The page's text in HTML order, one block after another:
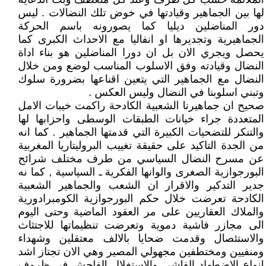
لها بين الجماهير وقيادتها في خوض تلك النضالات . ليس
دور المناضلين ديليا كما يصورونه باسم الحركة
الجماهيرية وتجديرها او انفاليا مع الاحداث الكبرى كما
يحصل ويجري الان بل ان دورا المناضلين هو بناء اداة
النضال وقيادته وفق الاسلوب المناسب لوضع ومن خلال
النضال مع الجماهير التي يتعين اقناعها بضرورة سلوك
وتبني اسلوبنا في النضال وليس العكس .
صحيح ان جماهيرنا الشعبية الكادحة راكمت خيبات الامل
المتعددة جراء خيانات الطبقات الوسطى واحزابها لها
والتنكر للتضحيات الكبيرة التي قدمتها الجماهير . كما انه
من الجدة التاكيد على حقيقة تغييب البروليتاريا المغربية
عن مسرح النضال السياسي من طرف مختلف شرائح
البورجوازية الصغرى والوانها الفكرية ـ السياسية , كما نه
جدير التدكير والاقرار ان الشعب والجماهير الشعبية
الكادحة تعرضت خلال حكم البورجوازية الكومبرادورية
والملاك العقاريين على مر العقود الماضية وحتى اليوم
الى مجازر فاشية دموية وتعرضت تنظيماتها للاجتثاث
والاستئصال وقدمت ضحايا بالالف معتقلين وشهداء
ومنفيين ومختطفين مجهولي المصير وهي الان تجتاز اشد